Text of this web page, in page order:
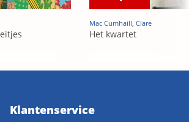
Mac Cumhaill, Clare
Het kwartet
Klantenservice